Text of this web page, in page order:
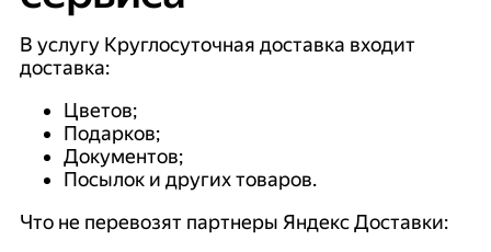
В услугу Круглосуточная доставка входит
доставка:
Цветов;
Подарков;
Документов;
Посылок и других товаров.
Что не перевозят партнеры Яндекс Доставки: